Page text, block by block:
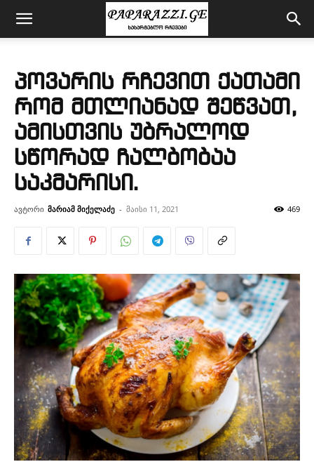
პოვარის რჩევით ქათამი
რომ მთლიანად შეწვათ,
ამისთვის უბრალოდ
სწორად ჩალბობაა
საკმარისი.
ავტორი მარიამ მიქელაძე - მაისი 11, 2021 469